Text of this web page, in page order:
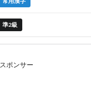
準2級
スポンサー